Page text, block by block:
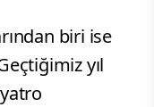
biri ise
yıl